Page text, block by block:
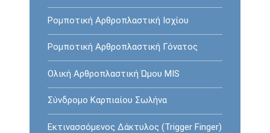
Ρομποτική Αρθροπλαστική Ισχίου
Ρομποτική Αρθροπλαστική Γόνατος
Ολική Αρθροπλαστική Ώμου MIS
Σύνδρομο Καρπιαίου Σωλήνα
Εκτινασσόμενος Δάκτυλος (Trigger Finger)